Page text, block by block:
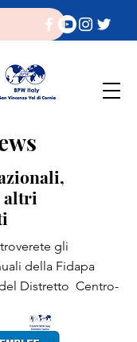
altri
gli
della Fidapa
Distretto Centro-